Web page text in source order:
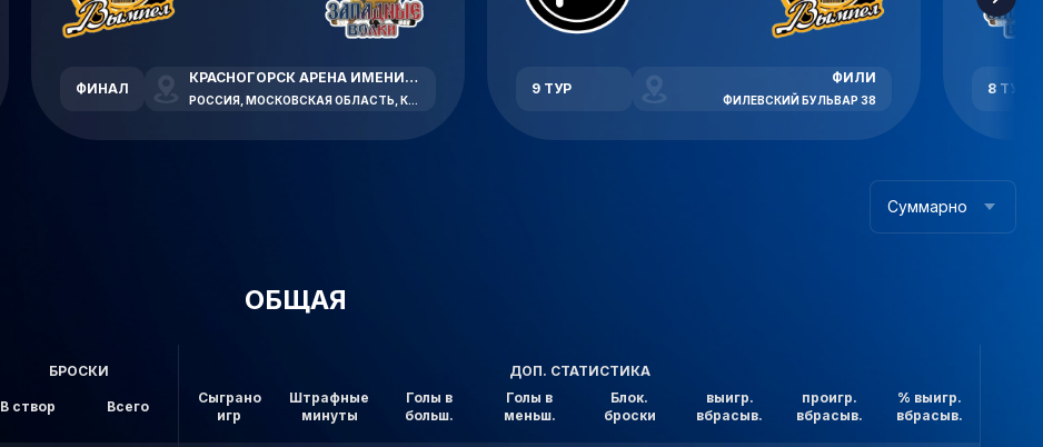
ФИНАЛ
КРАСНОГОРСК АРЕНА ИМЕНИ В.В. ПЕТРОВА
РОССИЯ, МОСКОВСКАЯ ОБЛАСТЬ, КРАСНОГОРСК, ЛЕСНАЯ УЛИЦА, 1А
9 ТУР
ФИЛИ
ФИЛЕВСКИЙ БУЛЬВАР 38
8 ТУР
Суммарно
ОБЩАЯ
БРОСКИ
В створ Всего
ДОП. СТАТИСТИКА
Сыграно
игр
Штрафные
минуты
Голы в
больш.
Голы в
меньш.
Блок.
броски
выигр.
вбрасыв.
проигр.
вбрасыв.
% выигр.
вбрасыв.